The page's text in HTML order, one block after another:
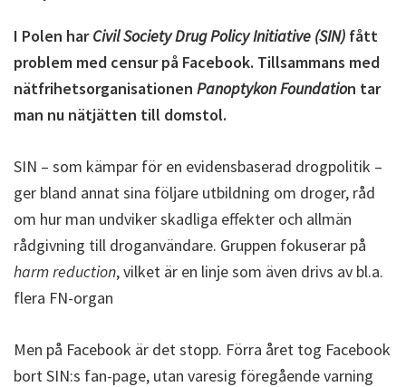
I Polen harCivil Society Drug Policy Initiative (SIN) fått
problem med censur på Facebook. Tillsammans med
nätfrihetsorganisationen Panoptykon Foundation tar
man nu nätjätten till domstol.
SIN – som kämpar för en evidensbaserad drogpolitik –
ger bland annat sina följare utbildning om droger, råd
om hur man undviker skadliga effekter och allmän
rådgivning till droganvändare. Gruppen fokuserar på
harm reduction, vilket är en linje som även drivs av bl.a.
flera FN-organ
Men på Facebook är det stopp. Förra året tog Facebook
bort SIN:s fan-page, utan varesig föregående varning